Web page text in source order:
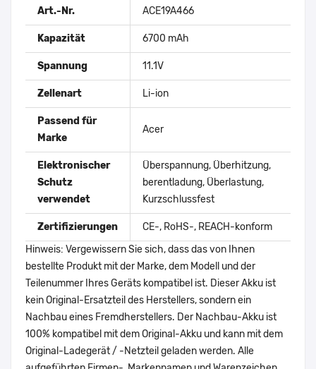
Art.-Nr. ACE19A466
Kapazität 6700 mAh
Spannung 11.1V
Zellenart Li-ion
Passend für
Marke
Acer
Elektronischer
Schutz
verwendet
Überspannung, Überhitzung,
berentladung, Überlastung,
Kurzschlussfest
Zertifizierungen
CE-, RoHS-, REACH-konform
Hinweis: Vergewissern Sie sich, dass das von Ihnen
bestellte Produkt mit der Marke, dem Modell und der
Teilenummer Ihres Geräts kompatibel ist. Dieser Akku ist
kein Original-Ersatzteil des Herstellers, sondern ein
Nachbau eines Fremdherstellers. Der Nachbau-Akku ist
100% kompatibel mit dem Original-Akku und kann mit dem
Original-Ladegerät / -Netzteil geladen werden. Alle